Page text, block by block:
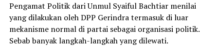
Pengamat Politik dari Unmul Syaiful Bachtiar menilai
yang dilakukan oleh DPP Gerindra termasuk di luar
mekanisme normal di partai sebagai organisasi politik.
Sebab banyak langkah-langkah yang dilewati.